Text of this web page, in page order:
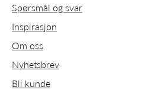
Spørsmål og svar
Inspirasjon
Om oss
Nyhetsbrev
Bli kunde